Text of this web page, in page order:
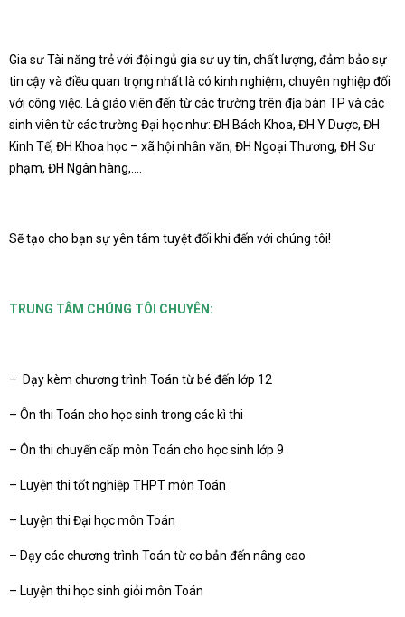
Gia sư Tài năng trẻ với đội ngủ gia sư uy tín, chất lượng, đảm bảo sự
tin cậy và điều quan trọng nhất là có kinh nghiệm, chuyên nghiệp đối
với công việc. Là giáo viên đến từ các trường trên địa bàn TP và các
sinh viên từ các trường Đại học như: ĐH Bách Khoa, ĐH Y Dược, ĐH
Kinh Tế, ĐH Khoa học – xã hội nhân văn, ĐH Ngoại Thương, ĐH Sư
phạm, ĐH Ngân hàng,….
Sẽ tạo cho bạn sự yên tâm tuyệt đối khi đến với chúng tôi!
TRUNG TÂM CHÚNG TÔI CHUYÊN:
– Dạy kèm chương trình Toán từ bé đến lớp 12
– Ôn thi Toán cho học sinh trong các kì thi
– Ôn thi chuyển cấp môn Toán cho học sinh lớp 9
– Luyện thi tốt nghiệp THPT môn Toán
– Luyện thi Đại học môn Toán
– Dạy các chương trình Toán từ cơ bản đến nâng cao
– Luyện thi học sinh giỏi môn Toán